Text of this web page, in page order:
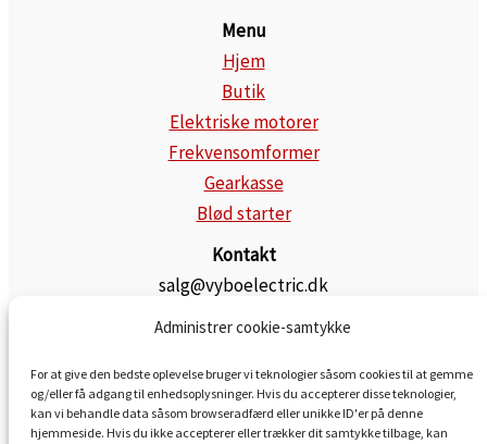
Administrer cookie-samtykke
For at give den bedste oplevelse bruger vi teknologier såsom cookies til at gemme
og/eller få adgang til enhedsoplysninger. Hvis du accepterer disse teknologier,
kan vi behandle data såsom browseradfærd eller unikke ID'er på denne
hjemmeside. Hvis du ikke accepterer eller trækker dit samtykke tilbage, kan
Menu
Hjem
Butik
Elektriske motorer
Frekvensomformer
Gearkasse
Blød starter
Kontakt
salg@vyboelectric.dk
+49 15123569470
Fortrolighedspolitik
Transportere
Kontakt